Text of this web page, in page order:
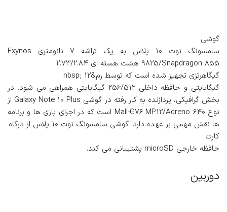
گوشی
سامسونگ نوت 10 پلاس به یک تراشه 7 نانومتری Exynos
9825/Snapdragon 855 هشت هسته ای 2.73/2.84
گیگاهرتزی تجهیز شده است که توسط رم&nbsp; 12
گیگابایتی و حافظه داخلی 256/512 گیگابایتی همراهی می شود. در
بخش گرافیکی، پردازنده به کار رفته در گوشی Galaxy Note 10 Plus از
نوع Mali-G76 MP12/Adreno 640 است که در اجرای بازی ها و برنامه
ها نقش مهمی بر عهده دارد. گوشی سامسونگ نوت 10 پلاس از درگاه
کارت
حافظه خارجی microSD پشتیبانی می کند.
دوربین